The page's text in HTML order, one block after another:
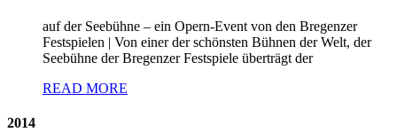
auf der Seebühne – ein Opern-Event von den Bregenzer
Festspielen | Von einer der schönsten Bühnen der Welt, der
Seebühne der Bregenzer Festspiele überträgt der
READ MORE
2014